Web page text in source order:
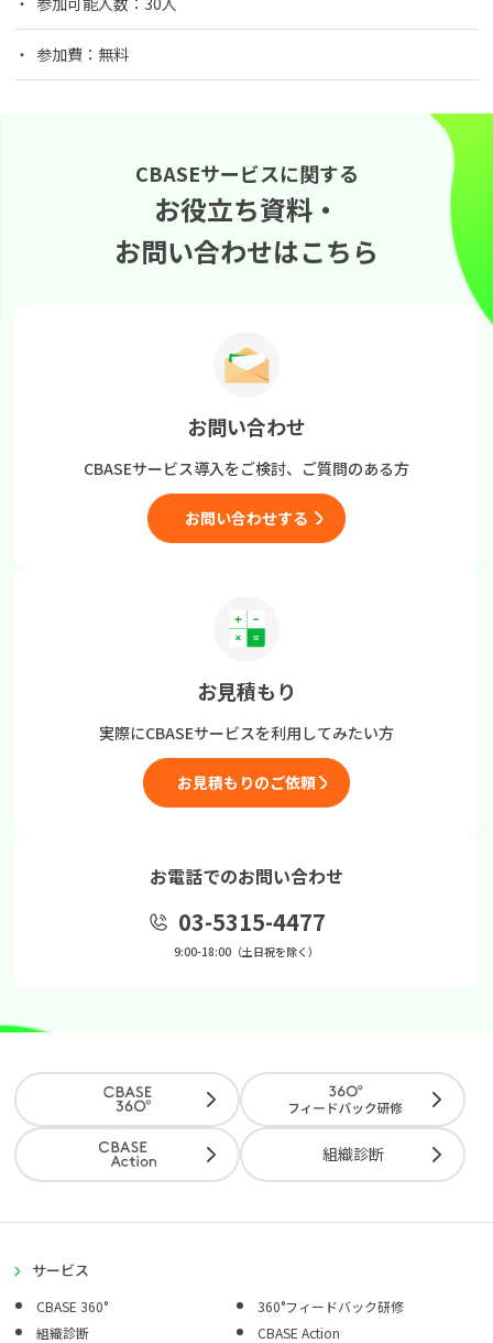
参加費：無料
CBASEサービスに関する
お役立ち資料・
お問い合わせはこちら
お問い合わせ
CBASEサービス導入をご検討、 ご質問のある方
お問い合わせする
お見積もり
実際にCBASEサービスを利用してみたい方
お見積もりのご依頼
お電話でのお問い合わせ
03-5315-4477
9:00-18:00（土日祝を除く）
組織診断
サービス
CBASE 360°
360°フィードバック研修
組織診断
CBASE Action